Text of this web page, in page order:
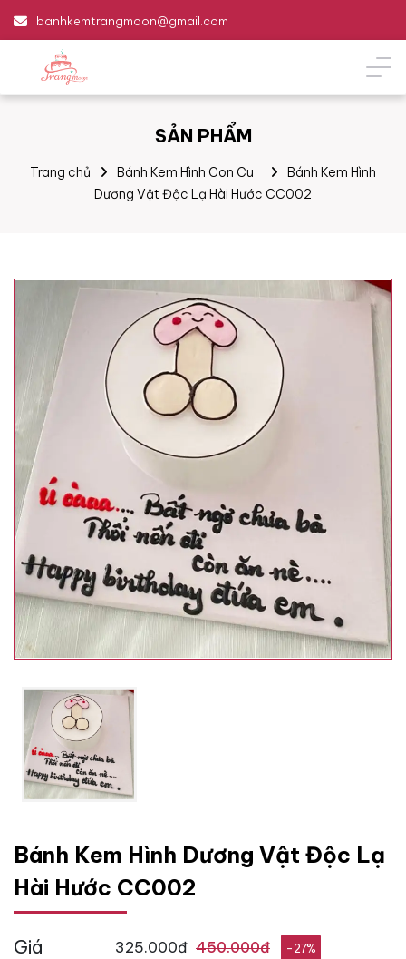
banhkemtrangmoon@gmail.com
SẢN PHẨM
Trang chủ Bánh Kem Hình Con Cu
Bánh Kem Hình
Dương Vật Độc Lạ Hài Hước CC002
Bánh Kem Hình Dương Vật Độc Lạ
Hài Hước CC002
Giá 325.000đ 450.000đ -27%